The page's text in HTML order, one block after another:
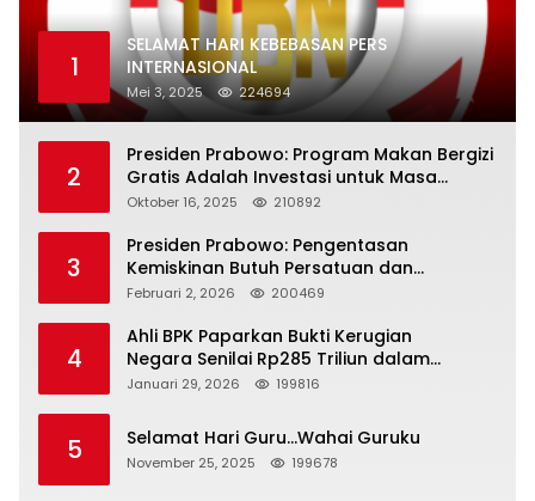
1
SELAMAT HARI KEBEBASAN PERS
INTERNASIONAL
Mei 3, 2025 224694
2
Presiden Prabowo: Program Makan Bergizi
Gratis Adalah Investasi untuk Masa
Depan Bangsa
Oktober 16, 2025 210892
3
Presiden Prabowo: Pengentasan
Kemiskinan Butuh Persatuan dan
Kepemimpinan yang Bertanggung Jawab
Februari 2, 2026 200469
4
Ahli BPK Paparkan Bukti Kerugian
Negara Senilai Rp285 Triliun dalam
Persidangan Korupsi PT Pertamina
Januari 29, 2026 199816
5 Selamat Hari Guru…Wahai Guruku
November 25, 2025 199678